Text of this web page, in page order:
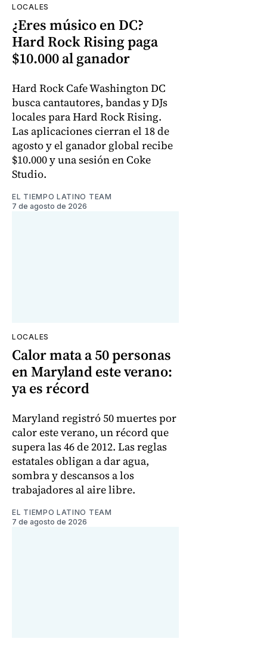
LOCALES
¿Eres músico en DC?
Hard Rock Rising paga
$10.000 al ganador
Hard Rock Cafe Washington DC
busca cantautores, bandas y DJs
locales para Hard Rock Rising.
Las aplicaciones cierran el 18 de
agosto y el ganador global recibe
$10.000 y una sesión en Coke
Studio.
EL TIEMPO LATINO TEAM
7 de agosto de 2026
LOCALES
Calor mata a 50 personas
en Maryland este verano:
ya es récord
Maryland registró 50 muertes por
calor este verano, un récord que
supera las 46 de 2012. Las reglas
estatales obligan a dar agua,
sombra y descansos a los
trabajadores al aire libre.
EL TIEMPO LATINO TEAM
7 de agosto de 2026